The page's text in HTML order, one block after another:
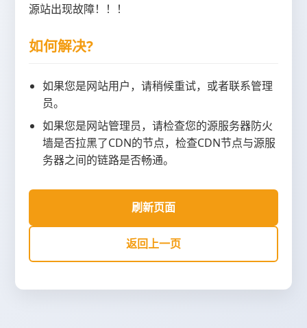
源站出现故障！！！
如何解决?
如果您是网站用户，请稍候重试，或者联系管理
员。
如果您是网站管理员，请检查您的源服务器防火
墙是否拉黑了CDN的节点，检查CDN节点与源服
务器之间的链路是否畅通。
刷新页面
返回上一页